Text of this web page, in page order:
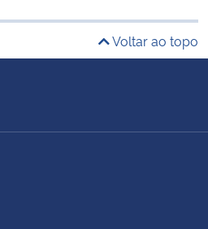
Voltar ao topo